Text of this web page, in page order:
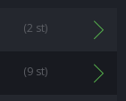
(2 st)
(9 st)